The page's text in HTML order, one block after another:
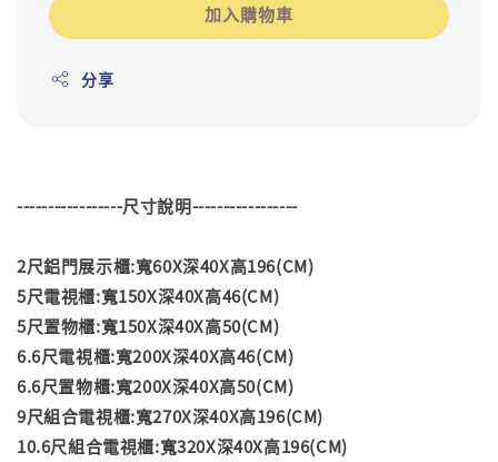
加入購物車
分享
-----------------尺寸說明-----------------
2尺鋁門展示櫃:寬60X深40X高196(CM)
5尺電視櫃:寬150X深40X高46(CM)
5尺置物櫃:寬150X深40X高50(CM)
6.6尺電視櫃:寬200X深40X高46(CM)
6.6尺置物櫃:寬200X深40X高50(CM)
9尺組合電視櫃:寬270X深40X高196(CM)
10.6尺組合電視櫃:寬320X深40X高196(CM)